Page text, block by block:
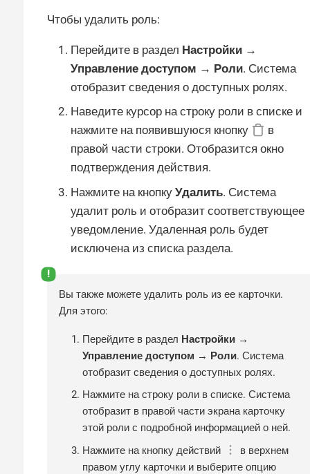
Чтобы удалить роль:
Перейдите в раздел Настройки →
Управление доступом → Роли. Система
отобразит сведения о доступных ролях.
Наведите курсор на строку роли в списке и
нажмите на появившуюся кнопку
в
правой части строки. Отобразится окно
подтверждения действия.
Нажмите на кнопку Удалить. Система
удалит роль и отобразит соответствующее
уведомление. Удаленная роль будет
исключена из списка раздела.
Вы также можете удалить роль из ее карточки.
Для этого:
Перейдите в раздел Настройки →
Управление доступом → Роли. Система
отобразит сведения о доступных ролях.
Нажмите на строку роли в списке. Система
отобразит в правой части экрана карточку
этой роли с подробной информацией о ней.
Нажмите на кнопку действий
в верхнем
правом углу карточки и выберите опцию